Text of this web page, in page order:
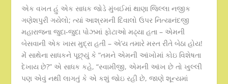
એક વખત હું એક સાધક જોડે મુંબઈમાં થાણા જિલ્લા નજીક
ગણેશપુરી ગયેલો; ત્યાં આશ્રમની દિવાલો ઉપર નિત્યાનંદજી
મહારાજના જુદા-જુદા પોઝમાં ફોટાઓ મઢ્યા હતા – એમની
બેસવાની એક ખાસ મુદ્રા હતી – એ’ય તમારે મસ્ત રીતે બેઠા હોય!
મેં સાથેના સાધકને પૂછ્યું કે “તમને એમની આંખોમાં કોઇ વિશેષતા
દેખાય છે?” એ સાધક કહે, “સ્વામીજી, એમની આંખ છે તો ખુલ્લી
પણ એવું નથી લાગતું કે એ કશું જોઇ રહી છે, જાણે શૂન્યમાં